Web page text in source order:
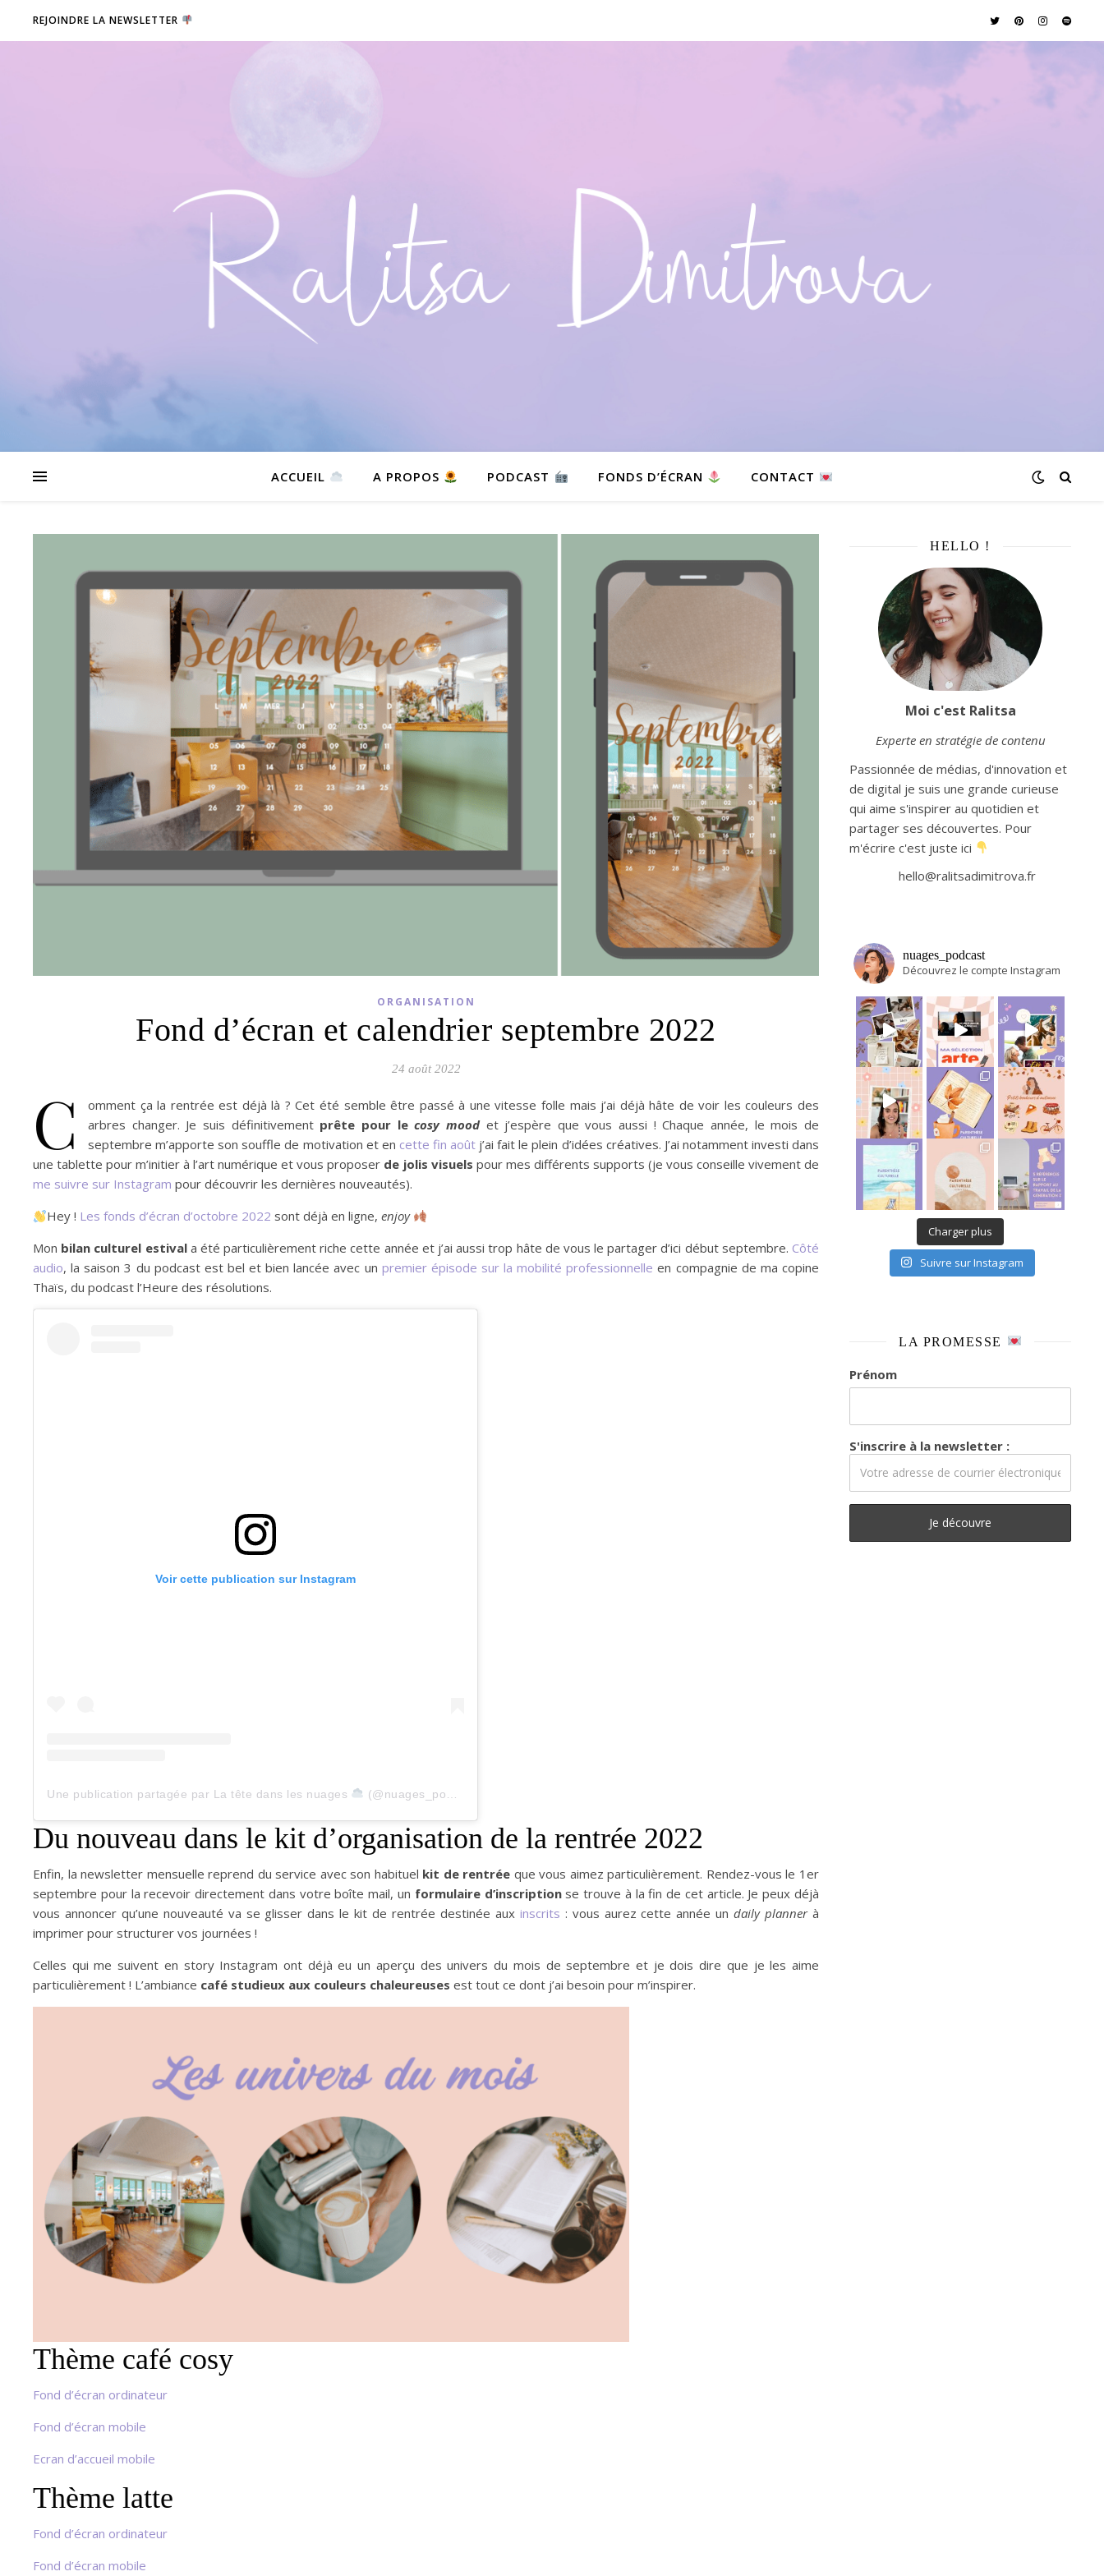
REJOINDRE LA NEWSLETTER
ACCUEIL A PROPOS PODCAST FONDS D’ÉCRAN CONTACT
ORGANISATION
Fond d’écran et calendrier septembre 2022
24 août 2022
C
omment ça la rentrée est déjà là ? Cet été semble être passé à une vitesse folle mais j’ai déjà hâte de voir les couleurs des
arbres changer. Je suis définitivement prête pour lecosy moodet j’espère que vous aussi ! Chaque année, le mois de
septembre m’apporte son souffle de motivation et en cette fin août j’ai fait le plein d’idées créatives. J’ai notamment investi dans
une tablette pour m’initier à l’art numérique et vous proposer de jolis visuels pour mes différents supports (je vous conseille vivement de
me suivre sur Instagram pour découvrir les dernières nouveautés).
Hey ! Les fonds d’écran d’octobre 2022 sont déjà en ligne,enjoy
Mon bilan culturel estival a été particulièrement riche cette année et j’ai aussi trop hâte de vous le partager d’ici début septembre. Côté
audio, la saison 3 du podcast est bel et bien lancée avec un premier épisode sur la mobilité professionnelle en compagnie de ma copine
Thaïs, du podcast l’Heure des résolutions.
Voir cette publication sur Instagram
Une publication partagée par La tête dans les nuages (@nuages_podcast)
Du nouveau dans le kit d’organisation de la rentrée 2022
Enfin, la newsletter mensuelle reprend du service avec son habituel kit de rentrée que vous aimez particulièrement. Rendez-vous le 1er
septembre pour la recevoir directement dans votre boîte mail, un formulaire d’inscriptionse trouve à la fin de cet article. Je peux déjà
vous annoncer qu’une nouveauté va se glisser dans le kit de rentrée destinée aux inscrits : vous aurez cette année undaily plannerà
imprimer pour structurer vos journées !
Celles qui me suivent en story Instagram ont déjà eu un aperçu des univers du mois de septembre et je dois dire que je les aime
particulièrement ! L’ambiance café studieux aux couleurs chaleureuses est tout ce dont j’ai besoin pour m’inspirer.
Thème café cosy
Fond d’écran ordinateur
Fond d’écran mobile
Ecran d’accueil mobile
Thème latte
Fond d’écran ordinateur
Fond d’écran mobile
HELLO !
Moi c'est Ralitsa
Experte en stratégie de contenu
Passionnée de médias, d'innovation et
de digital je suis une grande curieuse
qui aime s'inspirer au quotidien et
partager ses découvertes. Pour
m'écrire c'est juste ici
hello@ralitsadimitrova.fr
nuages_podcast
Découvrez le compte Instagram
Avant tout départ en vacances, j’adore m Et si on se partageait en
It’s been a long time coming mais je
Charger plus
Suivre sur Instagram
LA PROMESSE
Prénom
S'inscrire à la newsletter :